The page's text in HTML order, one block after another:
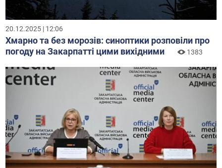
20.12.2025 | 12:06
Хмарно та без морозів: синоптики розповіли про
погоду на Закарпатті цими вихідними
1383